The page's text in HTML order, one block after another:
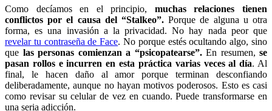
Como decíamos en el principio, muchas relaciones tienen
conflictos por el causa del “Stalkeo”. Porque de alguna u otra
forma, es una invasión a la privacidad. No hay nada peor que
revelar tu contraseña de Face. No porque estés ocultando algo, sino
que las personas comienzan a “psicopatearse”. En resumen, se
pasan rollos e incurren en esta práctica varias veces al día. Al
final, le hacen daño al amor porque terminan desconfiando
deliberadamente, aunque no hayan motivos poderosos. Esto es casi
como revisar su celular de vez en cuando. Puede transformarse en
una seria adicción.